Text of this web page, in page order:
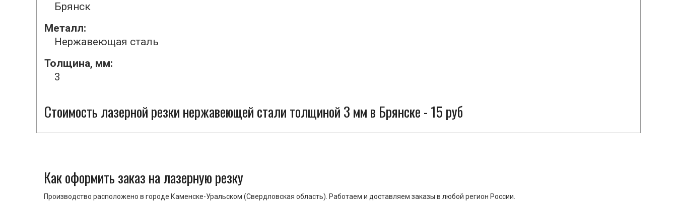
Брянск
Металл:
Нержавеющая сталь
Толщина, мм:
3
Стоимость лазерной резки нержавеющей стали толщиной 3 мм в Брянске - 15 руб
Как оформить заказ на лазерную резку
Производство расположено в городе Каменске-Уральском (Свердловская область). Работаем и доставляем заказы в любой регион России.